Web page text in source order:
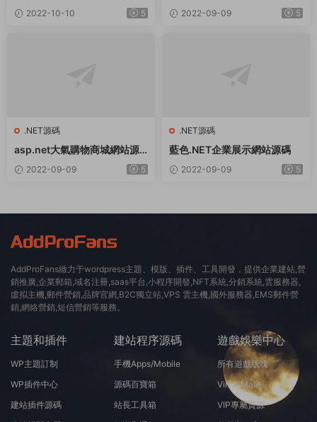
碼v2.0
2022-10-10 5
碼 2022-09-09 5
.NET源碼
asp.net大氣購物商城網站源
碼 2022-09-09 5
.NET源碼
藍色.NET企業展示網站源碼
2022-09-09 5
AddProFans緻力于wordpress主題、模版、插件、工具開發，提供企業建站,營
銷推廣,企業郵箱,域名注冊,saas平台,小程序開發,NFT系統,分銷系統,雲服務器,
虛拟主機,郵件營銷,品牌官網,B2C獨立站,VPS 雲主機,國外服務器,EMS郵件營
銷,網絡營銷,短信營銷等服務。
主題和插件
WP主題訂制
WP插件中心
建站插件源碼
建站程序源碼
手機Apps/Mobile
源碼百寶箱
站長工具箱
遊戲娛樂中心
所有遊戲版塊
Virt A Mate
VIP專屬資源